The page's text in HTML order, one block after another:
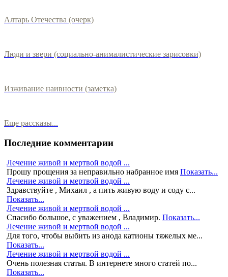
Алтарь Отечества (очерк)
Люди и звери (социально-анималистические зарисовки)
Изживание наивности (заметка)
Еще рассказы...
Последние комментарии
Лечение живой и мертвой водой ...
Прошу прощения за неправильно набранное имя Показать...
Лечение живой и мертвой водой ...
Здравствуйте , Михаил , а пить живую воду и соду с...
Показать...
Лечение живой и мертвой водой ...
Спасибо большое, с уважением , Владимир. Показать...
Лечение живой и мертвой водой ...
Для того, чтобы выбить из анода катионы тяжелых ме...
Показать...
Лечение живой и мертвой водой ...
Очень полезная статья. В интернете много статей по...
Показать...